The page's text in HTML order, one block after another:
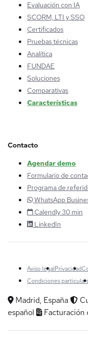
Evaluación con IA
SCORM, LTI y SSO
Certificados
Pruebas técnicas
Analítica
FUNDAE
Soluciones
Comparativas
Características
Contacto
Agendar demo
Formulario de
Programa de
WhatsApp
Calendly 30 min
LinkedIn
Aviso legalPrivacidad
Condiciones
Madrid, España
español
Facturación